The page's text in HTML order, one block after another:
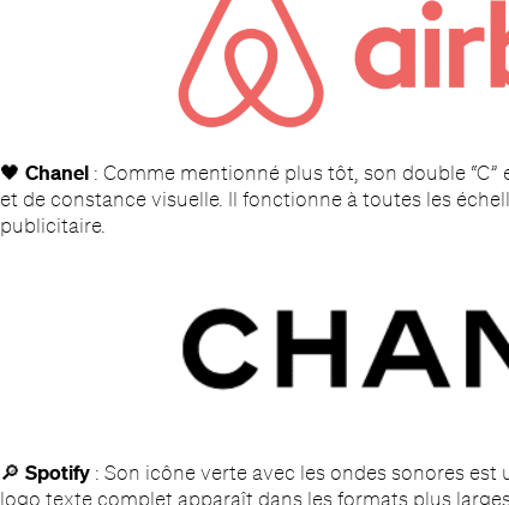
🖤 Chanel: Comme mentionné plus tôt, son double
et de constance visuelle. Il fonctionne à toutes les
publicitaire.
🔎 Spotify: Son icône verte avec les ondes sonores est
logo texte complet apparaît dans les formats plus